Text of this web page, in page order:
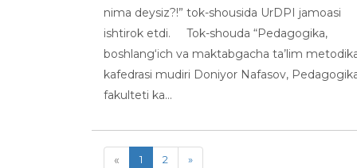
nima deysiz?!” tok-shousida UrDPI jamoasi
ishtirok etdi. Tok-shouda “Pedagogika,
boshlang‘ich va maktabgacha ta’lim
kafedrasi mudiri Doniyor Nafasov,
fakulteti ka...
« 1 2 »